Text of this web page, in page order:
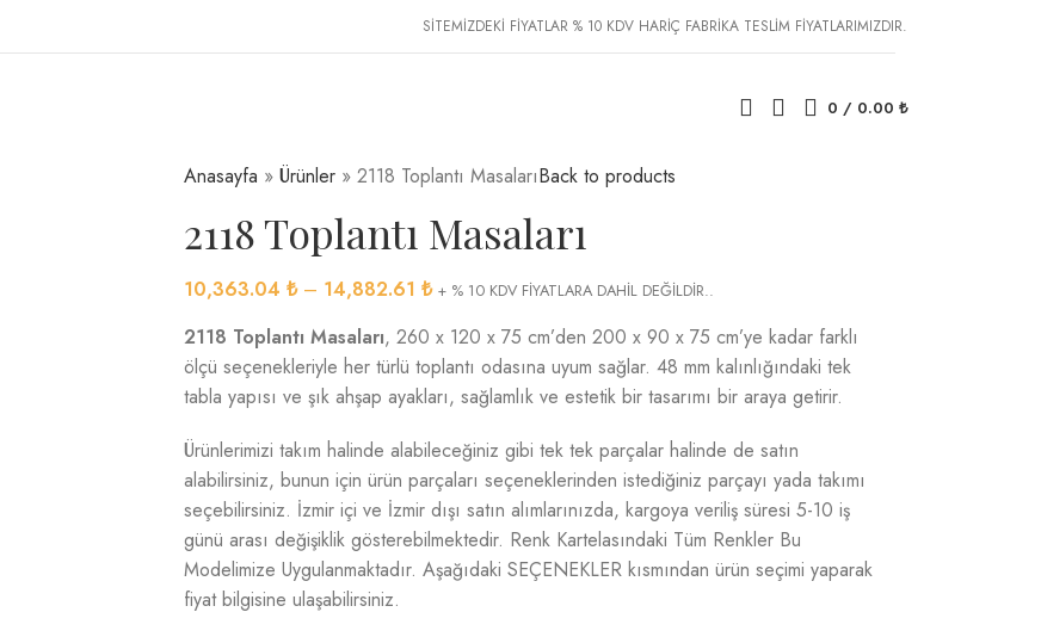
SİTEMİZDEKİ FİYATLAR % 10 KDV HARİÇ FABRİKA TESLİM FİYATLARIMIZDIR.
0 / 0.00 ₺
Anasayfa » Ürünler» 2118 Toplantı MasalarıBack to products
2118 Toplantı Masaları
10,363.04 ₺ – 14,882.61 ₺ + % 10 KDV FİYATLARA DAHİL DEĞİLDİR..
2118 Toplantı Masaları, 260 x 120 x 75 cm’den 200 x 90 x 75 cm’ye kadar farklı
ölçü seçenekleriyle her türlü toplantı odasına uyum sağlar. 48 mm kalınlığındaki tek
tabla yapısı ve şık ahşap ayakları, sağlamlık ve estetik bir tasarımı bir araya getirir.
Ürünlerimizi takım halinde alabileceğiniz gibi tek tek parçalar halinde de satın
alabilirsiniz, bunun için ürün parçaları seçeneklerinden istediğiniz parçayı yada takımı
seçebilirsiniz. İzmir içi ve İzmir dışı satın alımlarınızda, kargoya veriliş süresi 5-10 iş
günü arası değişiklik gösterebilmektedir. Renk Kartelasındaki Tüm Renkler Bu
Modelimize Uygulanmaktadır. Aşağıdaki SEÇENEKLER kısmından ürün seçimi yaparak
fiyat bilgisine ulaşabilirsiniz.